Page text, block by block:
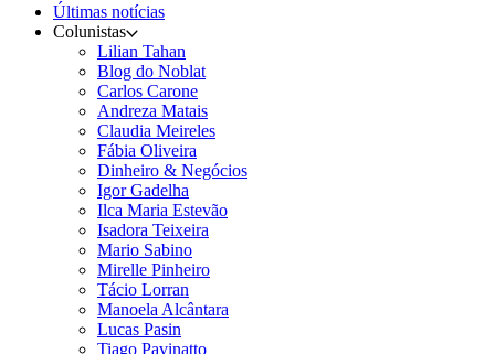
Últimas notícias
Colunistas
Lilian Tahan
Blog do Noblat
Carlos Carone
Andreza Matais
Claudia Meireles
Fábia Oliveira
Dinheiro & Negócios
Igor Gadelha
Ilca Maria Estevão
Isadora Teixeira
Mario Sabino
Mirelle Pinheiro
Tácio Lorran
Manoela Alcântara
Lucas Pasin
Tiago Pavinatto